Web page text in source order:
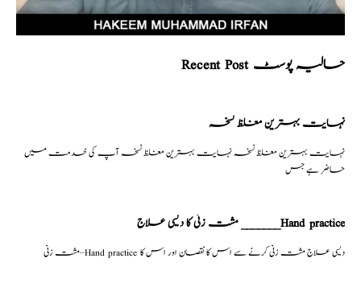
Recent Post حالیہ پوسٹ
نہایت بہترین مغلظ نسخہ
نہایت بہترین مغلظ نسخہ نہایت بہترین مغلظ نسخہ آپ کی خدمت میں
حاضر ہے جس
مشت زنی کا دیسی علاج _______Hand practice
مشت زنی–Hand practice دیسی علاج مشت زنی کرنے سے اس کا نقصان اور اس کا